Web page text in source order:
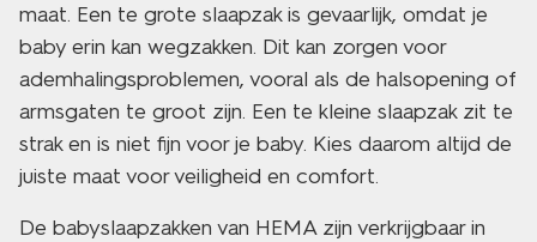
maat. Een te grote slaapzak is gevaarlijk, omdat je
baby erin kan wegzakken. Dit kan zorgen voor
ademhalingsproblemen, vooral als de halsopening of
armsgaten te groot zijn. Een te kleine slaapzak zit te
strak en is niet fijn voor je baby. Kies daarom altijd de
juiste maat voor veiligheid en comfort.
De babyslaapzakken van HEMA zijn verkrijgbaar in